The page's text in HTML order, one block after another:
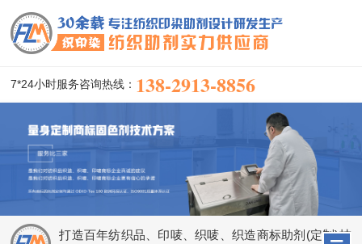
7*24小时服务咨询热线： 138-2913-8856
打造百年纺织品、印唛、织唛、织造商标助剂(定制)技